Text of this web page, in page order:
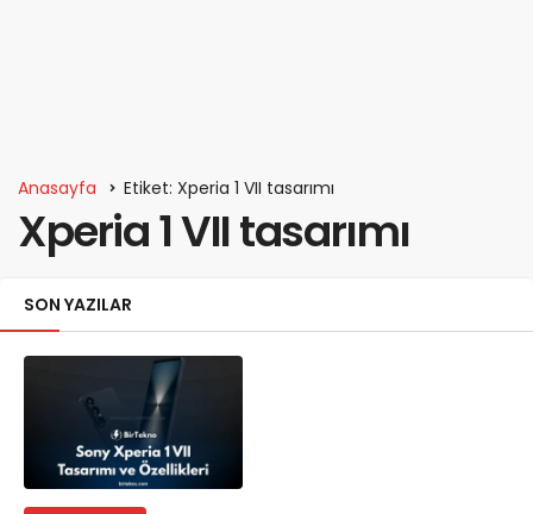
Anasayfa Etiket: Xperia 1 VII tasarımı
Xperia 1 VII tasarımı
SON YAZILAR